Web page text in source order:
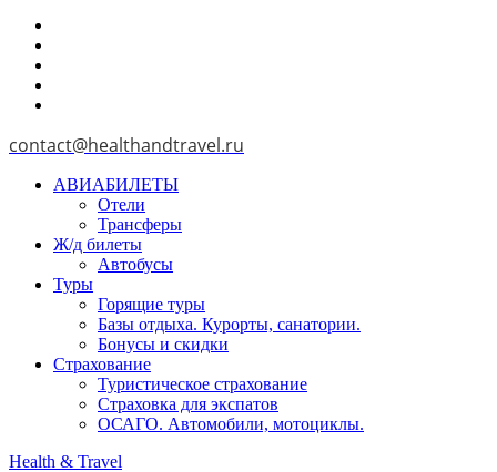
contact@healthandtravel.ru
АВИАБИЛЕТЫ
Отели
Трансферы
Ж/д билеты
Автобусы
Туры
Горящие туры
Базы отдыха. Курорты, санатории.
Бонусы и скидки
Страхование
Туристическое страхование
Страховка для экспатов
ОСАГО. Автомобили, мотоциклы.
Health & Travel